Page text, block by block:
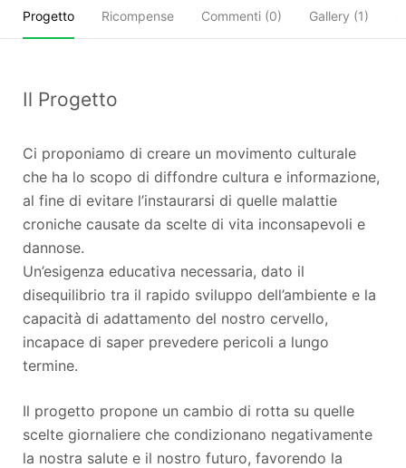
Progetto Ricompense Commenti (0) Gallery (1)
Il Progetto
Ci proponiamo di creare un movimento culturale
che ha lo scopo di diffondre cultura e informazione,
al fine di evitare l’instaurarsi di quelle malattie
croniche causate da scelte di vita inconsapevoli e
dannose.
Un’esigenza educativa necessaria, dato il
disequilibrio tra il rapido sviluppo dell’ambiente e la
capacità di adattamento del nostro cervello,
incapace di saper prevedere pericoli a lungo
termine.
Il progetto propone un cambio di rotta su quelle
scelte giornaliere che condizionano negativamente
la nostra salute e il nostro futuro, favorendo la